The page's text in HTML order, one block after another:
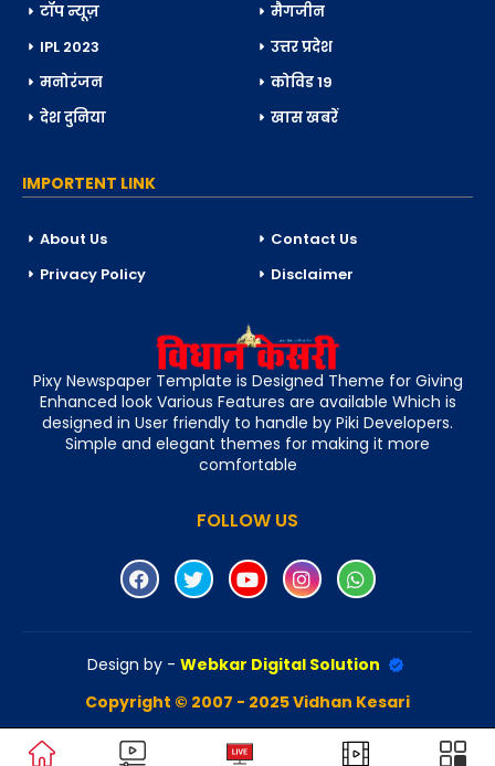
टॉप न्यूज़
मैगजीन
IPL 2023
उत्तर प्रदेश
मनोरंजन
कोविड 19
देश दुनिया
खास खबरें
IMPORTENT LINK
About Us
Contact Us
Privacy Policy
Disclaimer
Pixy Newspaper Template is Designed Theme for Giving
Enhanced look Various Features are available Which is
designed in User friendly to handle by Piki Developers.
Simple and elegant themes for making it more
comfortable
FOLLOW US
Design by - Webkar Digital Solution
Copyright © 2007 - 2025 Vidhan Kesari